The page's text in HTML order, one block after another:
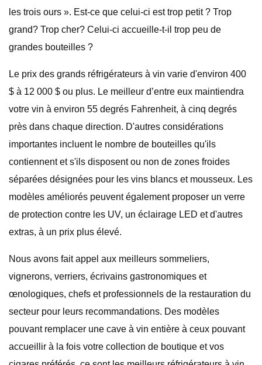
les trois ours ». Est-ce que celui-ci est trop petit ? Trop
grand? Trop cher? Celui-ci accueille-t-il trop peu de
grandes bouteilles ?
Le prix des grands réfrigérateurs à vin varie d'environ 400
$ à 12 000 $ ou plus. Le meilleur d’entre eux maintiendra
votre vin à environ 55 degrés Fahrenheit, à cinq degrés
près dans chaque direction. D'autres considérations
importantes incluent le nombre de bouteilles qu'ils
contiennent et s'ils disposent ou non de zones froides
séparées désignées pour les vins blancs et mousseux. Les
modèles améliorés peuvent également proposer un verre
de protection contre les UV, un éclairage LED et d'autres
extras, à un prix plus élevé.
Nous avons fait appel aux meilleurs sommeliers,
vignerons, verriers, écrivains gastronomiques et
œnologiques, chefs et professionnels de la restauration du
secteur pour leurs recommandations. Des modèles
pouvant remplacer une cave à vin entière à ceux pouvant
accueillir à la fois votre collection de boutique et vos